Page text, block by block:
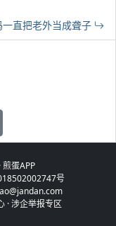
直把老外当成聋子
煎蛋APP
号
·涉企举报专区